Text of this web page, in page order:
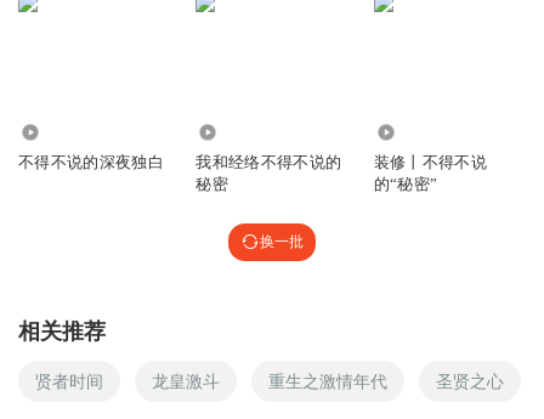
不得不说的深夜独白
我和经络不得不说的
秘密
装修丨不得不说
的“秘密”
换一批
相关推荐
贤者时间 龙皇激斗 重生之激情年代 圣贤之心